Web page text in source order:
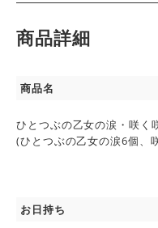
商品詳細
商品名
ひとつぶの乙女の涙・咲く
(ひとつぶの乙女の涙6個、
お日持ち